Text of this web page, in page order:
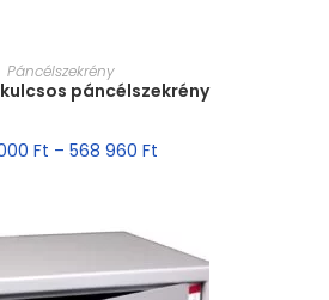
VÁLASZTÁSA
Páncélszekrény
kulcsos páncélszekrény
Ft – 568 960 Ft